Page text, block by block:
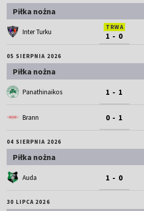
Piłka nożna
Inter Turku
TRWA
1 - 0
05 SIERPNIA 2026
Piłka nożna
Panathinaikos 1 - 1
Brann 0 - 1
04 SIERPNIA 2026
Piłka nożna
Auda 1 - 0
30 LIPCA 2026